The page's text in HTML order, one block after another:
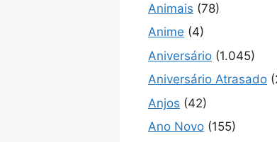
Animais (78)
Anime (4)
Aniversário (1.045)
Aniversário Atrasado
Anjos (42)
Ano Novo (155)